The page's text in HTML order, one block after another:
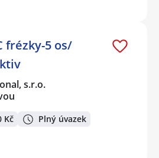
frézky-5 os/
s.r.o.
Kč Plný úvazek